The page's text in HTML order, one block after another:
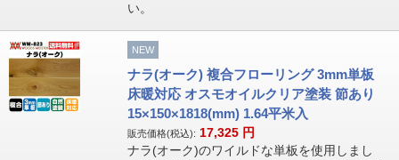
い。
NEW
ナラ(オーク) 複合フローリング 3mm単板
床暖対応 オスモオイルクリア塗装 節あり
15×150×1818(mm) 1.64平米入
販売価格(税込): 17,325 円
ナラ(オーク)のワイルドな単板を使用しまし